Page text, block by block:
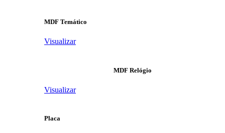
MDF Temático
Visualizar
MDF Relógio
Visualizar
Placa